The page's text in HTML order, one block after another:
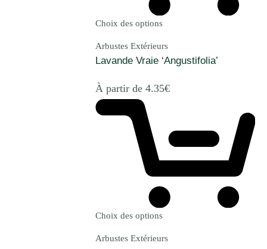
Choix des options
Arbustes Extérieurs
Lavande Vraie ‘Angustifolia’
À partir de 4.35€
Choix des options
Arbustes Extérieurs